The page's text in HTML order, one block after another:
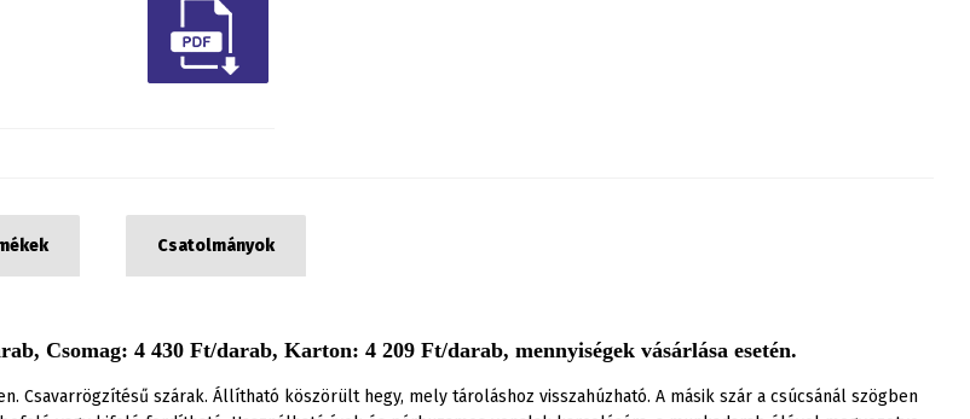
Csatolmányok
Csomag: 4 430 Ft/darab, Karton: 4 209 Ft/darab, mennyiségek vásárlása esetén.
szárak. Állítható köszörült hegy, mely tároláshoz visszahúzható. A másik szár a csúcsánál szögben